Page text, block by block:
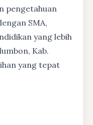
pengetahuan
SMA,
yang lebih
Kab.
yang tepat